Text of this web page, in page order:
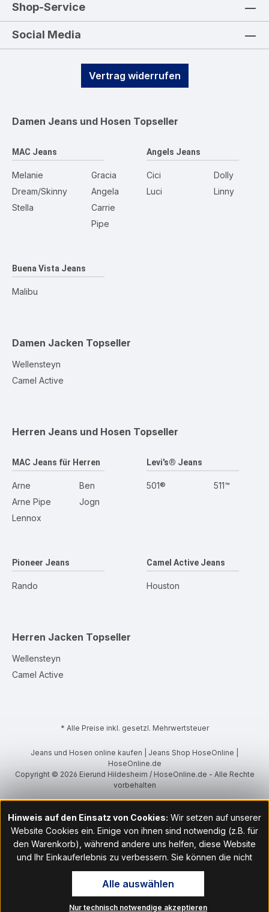
Shop-Service
Social Media
Vertrag widerrufen
Damen Jeans und Hosen Topseller
MAC Jeans
Melanie
Dream/Skinny
Stella
Gracia
Angela
Carrie
Pipe
Angels Jeans
Cici
Luci
Dolly
Linny
Buena Vista Jeans
Malibu
Damen Jacken Topseller
Wellensteyn
Camel Active
Herren Jeans und Hosen Topseller
MAC Jeans für Herren
Arne
Arne Pipe
Lennox
Ben
Jogn
Levi's® Jeans
501® 511™
Pioneer Jeans
Rando
Camel Active Jeans
Houston
Herren Jacken Topseller
Wellensteyn
Camel Active
* Alle Preise inkl. gesetzl. Mehrwertsteuer
Jeans und Hosen online kaufen | Jeans Shop HoseOnline |
HoseOnline.de
Copyright © 2026 Eierund Hildesheim / HoseOnline.de - Alle Rechte
vorbehalten
Hinweis auf den Einsatz von Cookies: Wir setzen auf unserer
Website Cookies ein. Einige von ihnen sind notwendig (z.B. für
den Warenkorb), während andere uns helfen, diese Website
und Ihr Einkauferlebnis zu verbessern. Sie können die nicht
notwendigen Cookies mit Klick auf „OK“ akzeptieren oder per
Klick auf "Nur technisch notwendige akzeptieren" ablehnen. Den
Zugang zu den Cookie-Einstellungen finden Sie im Fußbereich
unserer Website im Menüpunkt „Informationen“. Dort können Sie
Nur technisch notwendige akzeptieren
Alle auswählen